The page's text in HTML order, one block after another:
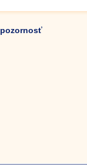
pozornosť